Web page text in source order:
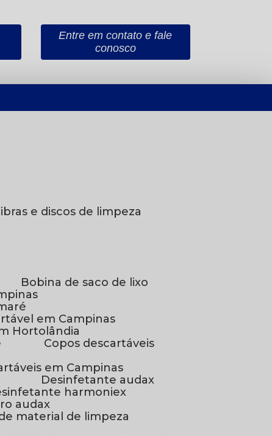
Entre em contato e fale
conosco
Fibras e discos de limpeza
Bobina de saco de lixo
em Campinas
Hortolândia
Copos descartáveis
em Campinas
Desinfetante audax
harmoniex
audax
de material de limpeza